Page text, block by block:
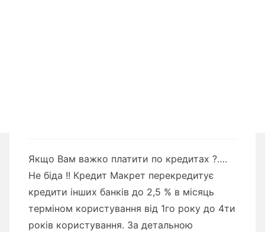
Якщо Вам важко платити по кредитах ?….
Не біда !! Кредит Макрет перекредитує
кредити інших банків до 2,5 % в місяць
терміном користування від 1го року до 4ти
років користування. За детальною